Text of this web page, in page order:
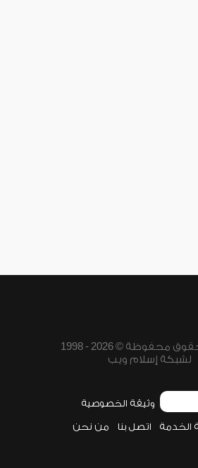
جميع الحقوق محفوظة © 2026 - 1998
لشبكة إسلام ويب
وثيقة الخصوصية
الخدمة اتصل بنا من نحن